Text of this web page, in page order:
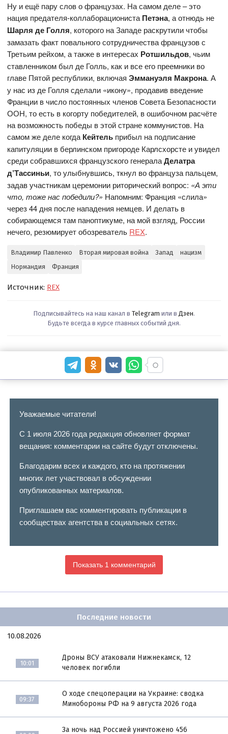
Ну и ещё пару слов о французах. На самом деле – это
нация предателя-коллаборационистаПетэна, а отнюдь не
Шарля де Голля, которого на Западе раскрутили чтобы
замазать факт повального сотрудничества французов с
Третьим рейхом, а также в интересах Ротшильдов, чьим
ставленником был де Голль, как и все его преемники во
главе Пятой республики, включаяЭммануэля Макрона. А
у нас из де Голля сделали «икону», продавив введение
Франции в число постоянных членов Совета Безопасности
ООН, то есть в когорту победителей, в ошибочном расчёте
на возможность победы в этой стране коммунистов. На
самом же деле когдаКейтель прибыл на подписание
капитуляции в берлинском пригороде Карлсхорсте и увидел
среди собравшихся французского генералаДелатра
д’Тассиньи, то улыбнувшись, ткнул во француза пальцем,
задав участникам церемонии риторический вопрос: «А эти
что, тоже нас победили?» Напомним: Франция «слила»
через 44 дня после нападения немцев. И делать в
собирающемся там паноптикуме, на мой взгляд, России
нечего, резюмирует обозреватель REX.
Владимир Павленко Вторая мировая война Запад
нацизм
Нормандия
Франция
Источник: REX
Подписывайтесь на наш канал в Telegram или в Дзен.
Будьте всегда в курсе главных событий дня.
Уважаемые читатели!
С 1 июля 2026 года редакция обновляет формат
вещания: комментарии на сайте будут отключены.
Благодарим всех и каждого, кто на протяжении
многих лет участвовал в обсуждении
опубликованных материалов.
Приглашаем вас комментировать публикации в
сообществах агентства в социальных сетях.
Показать 1 комментарий
Последние новости
10.08.2026
10:01
Дроны ВСУ атаковали Нижнекамск, 12
человек погибли
09:37
О ходе спецоперации на Украине: сводка
Минобороны РФ на 9 августа 2026 года
За ночь над Россией уничтожено 456